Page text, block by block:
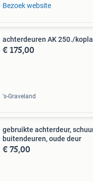
Bezoek website
achterdeuren AK 250./
€ 175,00
's-Graveland
gebruikte achterdeur,
buitendeuren, oude deur
€ 75,00